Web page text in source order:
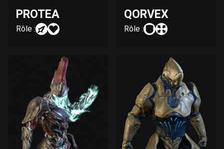
PROTEA
Rôle :
QORVEX
Rôle :